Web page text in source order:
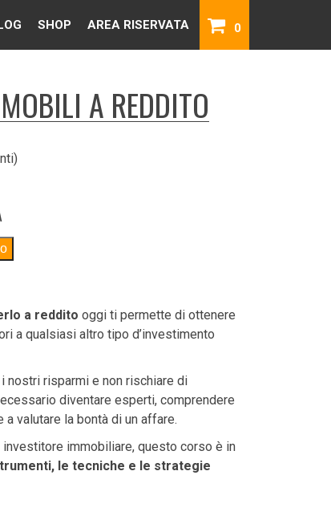
SHOP AREA RISERVATA 0
A REDDITO
a reddito oggi ti permette di ottenere
a qualsiasi altro tipo d’investimento
nostri risparmi e non rischiare di
diventare esperti, comprendere
valutare la bontà di un affare.
investitore immobiliare, questo corso è in
le tecniche e le strategie